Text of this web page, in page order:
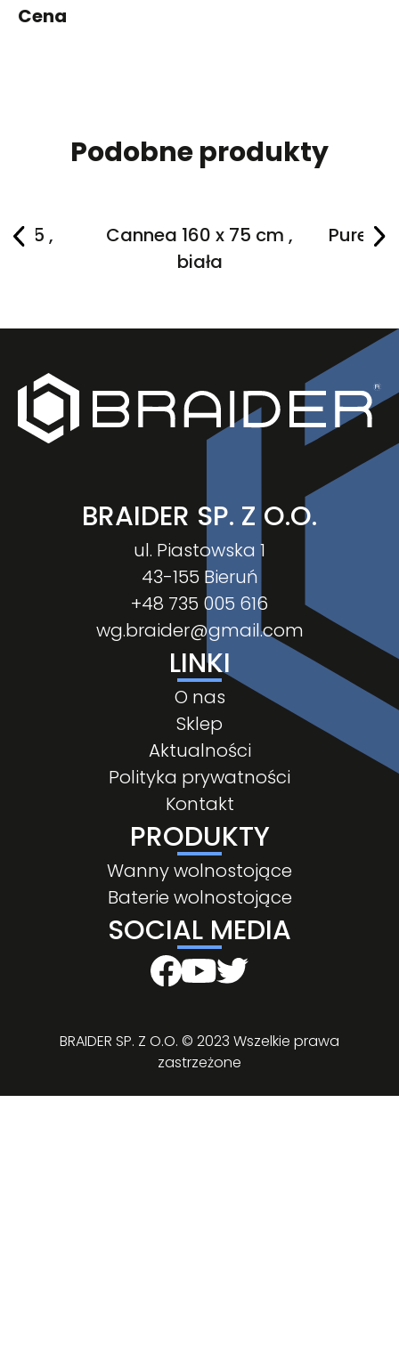
Cena
Podobne produkty
x 75 ,
Cannea 160 x 75 cm ,
biała
Purea
BRAIDER SP. Z O.O.
ul. Piastowska 1
43-155 Bieruń
+48 735 005 616
wg.braider@gmail.com
LINKI
O nas
Sklep
Aktualności
Polityka prywatności
Kontakt
PRODUKTY
Wanny wolnostojące
Baterie wolnostojące
SOCIAL MEDIA
BRAIDER SP. Z O.O. © 2023 Wszelkie prawa
zastrzeżone